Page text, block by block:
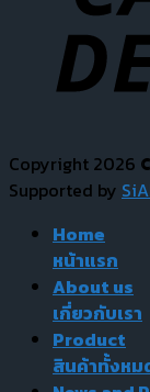
Copyright 2026
Supported by
Home
หน้าแรก
About us
เกี่ยวกับเรา
Product
สินค้าทั้งหม